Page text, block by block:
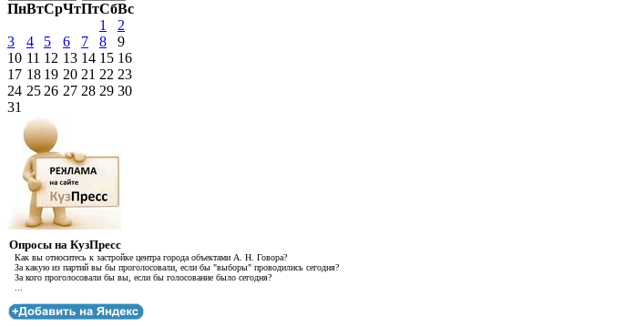
ПнВтСрЧтПтСбВс
1
2
3
4 5 6 7 8
9
10 11 12 13 14 15 16
17 18 19 20 21 22 23
24 25 26 27 28 29 30
31
Опросы на КузПресс
Как вы относитесь к застройке центра города объектами А. Н. Говора?
За какую из партий вы бы проголосовали, если бы "выборы" проводились сегодня?
За кого проголосовали бы вы, если бы голосование было сегодня?